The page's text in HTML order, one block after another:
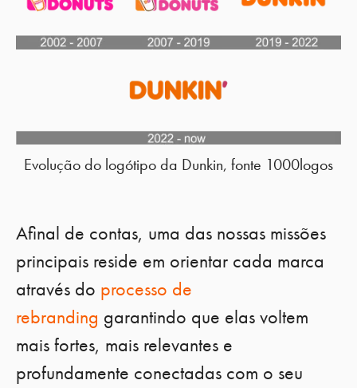
Evolução do logótipo da Dunkin, fonte 1000logos
Afinal de contas, uma das nossas missões
principais reside em orientar cada marca
através do processo de
rebranding garantindo que elas voltem
mais fortes, mais relevantes e
profundamente conectadas com o seu